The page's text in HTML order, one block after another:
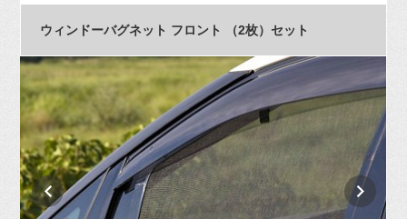
ウィンドーバグネット フロント （2枚）セット